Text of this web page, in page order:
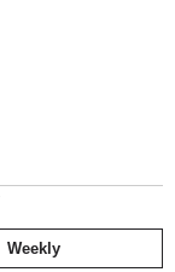
Weekly